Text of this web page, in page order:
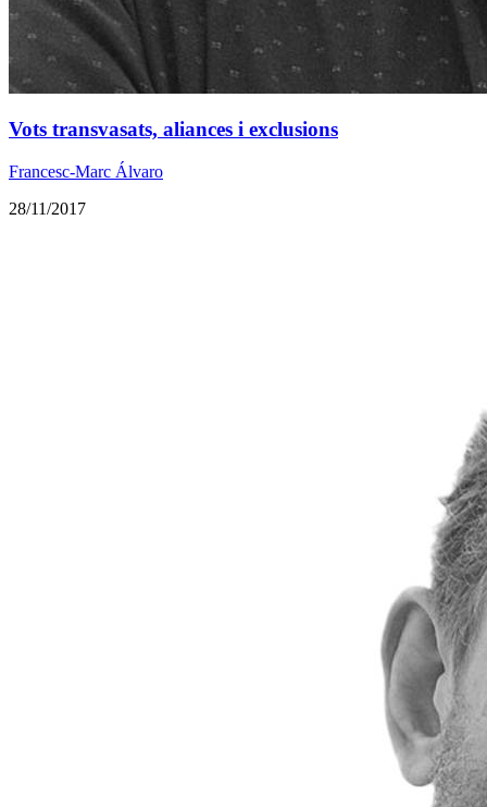
Vots transvasats, aliances i exclusions
Francesc-Marc Álvaro
28/11/2017